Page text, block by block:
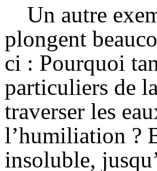
Un autre
plongent
ci : Pourquoi
particuliers de
traverser les
l’humiliation ?
insoluble,